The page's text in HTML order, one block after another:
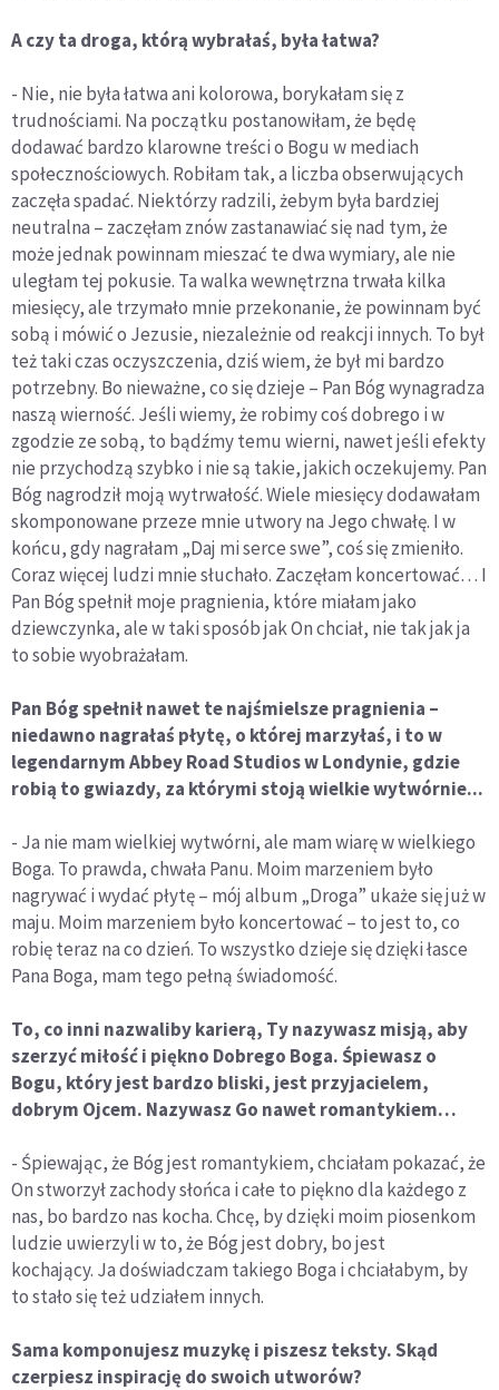
A czy ta droga, którą wybrałaś, była łatwa?
- Nie, nie była łatwa ani kolorowa, borykałam się z
trudnościami. Na początku postanowiłam, że będę
dodawać bardzo klarowne treści o Bogu w mediach
społecznościowych. Robiłam tak, a liczba obserwujących
zaczęła spadać. Niektórzy radzili, żebym była bardziej
neutralna – zaczęłam znów zastanawiać się nad tym, że
może jednak powinnam mieszać te dwa wymiary, ale nie
uległam tej pokusie. Ta walka wewnętrzna trwała kilka
miesięcy, ale trzymało mnie przekonanie, że powinnam być
sobą i mówić o Jezusie, niezależnie od reakcji innych. To był
też taki czas oczyszczenia, dziś wiem, że był mi bardzo
potrzebny. Bo nieważne, co się dzieje – Pan Bóg wynagradza
naszą wierność. Jeśli wiemy, że robimy coś dobrego i w
zgodzie ze sobą, to bądźmy temu wierni, nawet jeśli efekty
nie przychodzą szybko i nie są takie, jakich oczekujemy. Pan
Bóg nagrodził moją wytrwałość. Wiele miesięcy dodawałam
skomponowane przeze mnie utwory na Jego chwałę. I w
końcu, gdy nagrałam „Daj mi serce swe”, coś się zmieniło.
Coraz więcej ludzi mnie słuchało. Zaczęłam koncertować… I
Pan Bóg spełnił moje pragnienia, które miałam jako
dziewczynka, ale w taki sposób jak On chciał, nie tak jak ja
to sobie wyobrażałam.
Pan Bóg spełnił nawet te najśmielsze pragnienia –
niedawno nagrałaś płytę, o której marzyłaś, i to w
legendarnym Abbey Road Studios w Londynie, gdzie
robią to gwiazdy, za którymi stoją wielkie wytwórnie...
- Ja nie mam wielkiej wytwórni, ale mam wiarę w wielkiego
Boga. To prawda, chwała Panu. Moim marzeniem było
nagrywać i wydać płytę – mój album „Droga” ukaże się już w
maju. Moim marzeniem było koncertować – to jest to, co
robię teraz na co dzień. To wszystko dzieje się dzięki łasce
Pana Boga, mam tego pełną świadomość.
To, co inni nazwaliby karierą, Ty nazywasz misją, aby
szerzyć miłość i piękno Dobrego Boga. Śpiewasz o
Bogu, który jest bardzo bliski, jest przyjacielem,
dobrym Ojcem. Nazywasz Go nawet romantykiem…
- Śpiewając, że Bóg jest romantykiem, chciałam pokazać, że
On stworzył zachody słońca i całe to piękno dla każdego z
nas, bo bardzo nas kocha. Chcę, by dzięki moim piosenkom
ludzie uwierzyli w to, że Bóg jest dobry, bo jest
kochający. Ja doświadczam takiego Boga i chciałabym, by
to stało się też udziałem innych.
Sama komponujesz muzykę i piszesz teksty. Skąd
czerpiesz inspirację do swoich utworów?